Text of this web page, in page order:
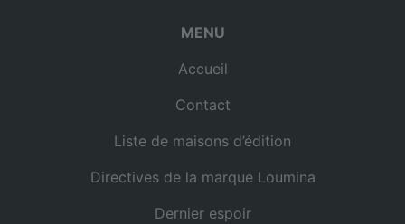
MENU
Accueil
Contact
Liste de maisons d’édition
Directives de la marque Loumina
Dernier espoir